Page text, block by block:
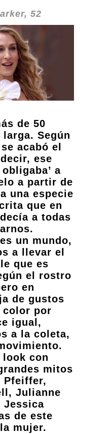
52
de 50
Según
acabó el
ese
a
a partir de
una especie
que en
a todas
un mundo,
a llevar el
que es
el rostro
en
de gustos
color por
igual,
a la coleta,
look con
mitos
Pfeiffer,
Julianne
Jessica
de este
mujer.